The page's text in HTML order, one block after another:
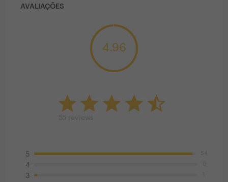
AVALIAÇÕES
4.96
5
4
3